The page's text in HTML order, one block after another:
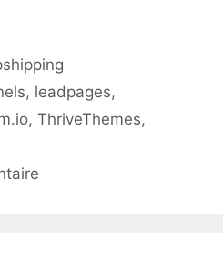
, leadpages,
, ThriveThemes,